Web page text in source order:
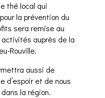
thé local qui
la prévention du
sera remise au
activités auprès de la
Rouville.
aussi de
d’espoir et de nous
la région.